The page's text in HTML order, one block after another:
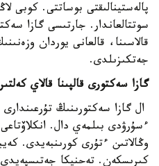
پالەستينالىقتى بوساتتى. كوبى
سوتتالعاندار. جارتىسى گازا
قالاسىنا، قالعانى يوردان
جەتكىزىلدى.
گازا سەكتورى قالپىنا قالاي
ال گازا سەكتورىنىڭ
ءسۇرۋدى بىلمەي دال. انكلاۆتاعى
وڭالاتىن ءتۇرى كورىنبەيدى.
كىرىسكەن. تەحنيكا